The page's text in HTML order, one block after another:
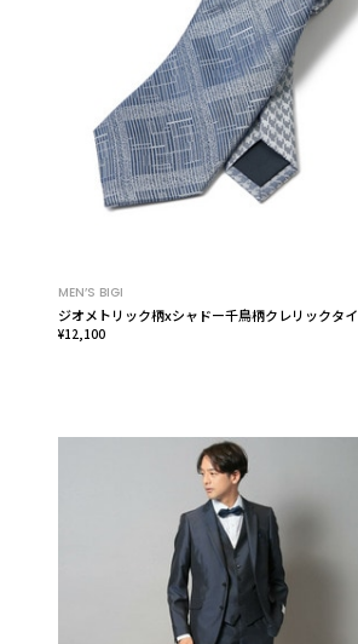
MEN’S BIGI
ジオメトリック柄xシャドー千鳥柄クレリックタイ
¥12,100